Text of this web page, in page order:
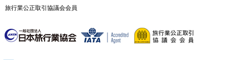
旅行業公正取引協議会会員